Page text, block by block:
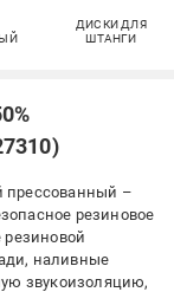
ДИСКИ ДЛЯ
ШТАНГИ
прессованный –
резиновое
резиновой
наливные
звукоизоляцию,